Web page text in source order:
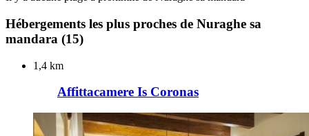
Hébergements les plus proches de Nuraghe sa
mandara (15)
1,4 km
Affittacamere Is Coronas